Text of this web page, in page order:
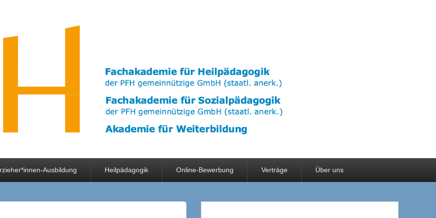
Ausbildung Heilpädagogik Online-Bewerbung Verträge Über uns